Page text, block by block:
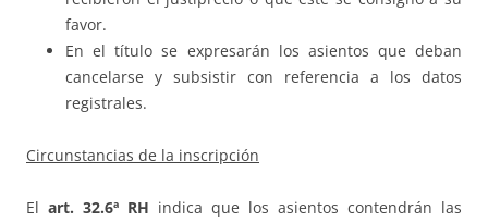
favor.
En el título se expresarán los asientos que deban
cancelarse y subsistir con referencia a los datos
registrales.
Circunstancias de la inscripción
El art. 32.6ª RH indica que los asientos contendrán las